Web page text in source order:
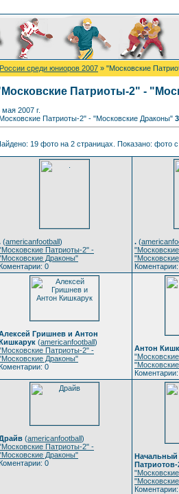
среди юниоров 2007 » "Московские
Патриоты-2" -
мая 2007 г.
Патриоты-2" - "Московские Драконы"
19 фото на 2 страницах. Показано: фото
(americanfootball)
Патриоты-2" -
Драконы"
Коментарии: 0
. (
Гришнев и Антон
(americanfootball)
Патриоты-2" -
Драконы"
Коментарии: 0
Антон
(americanfootball)
Патриоты-2" -
Драконы"
Коментарии: 0
Начальный
Патриотов-